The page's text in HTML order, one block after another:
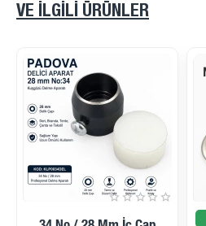
VE ILGILI ÜRÜNLER
İndirimde